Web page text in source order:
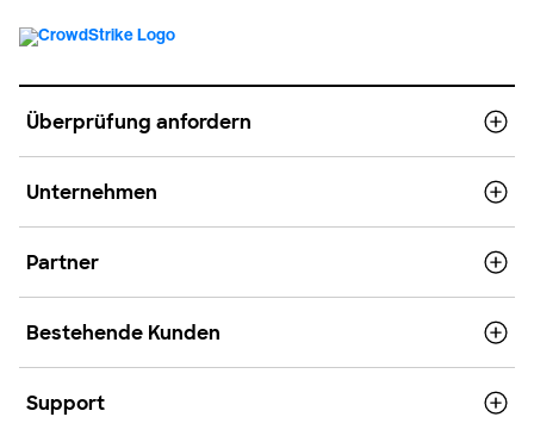
Überprüfung anfordern
Unternehmen
Partner
Bestehende Kunden
Support